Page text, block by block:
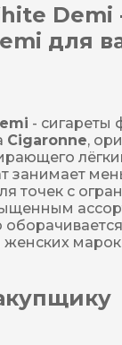
Demi
для
- сигареты
Cigaronne,
занимает
точек с
женских